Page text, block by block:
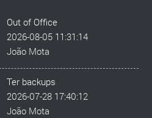
Out of Office
2026-08-05 11:31:14
João Mota
Ter backups
2026-07-28 17:40:12
João Mota